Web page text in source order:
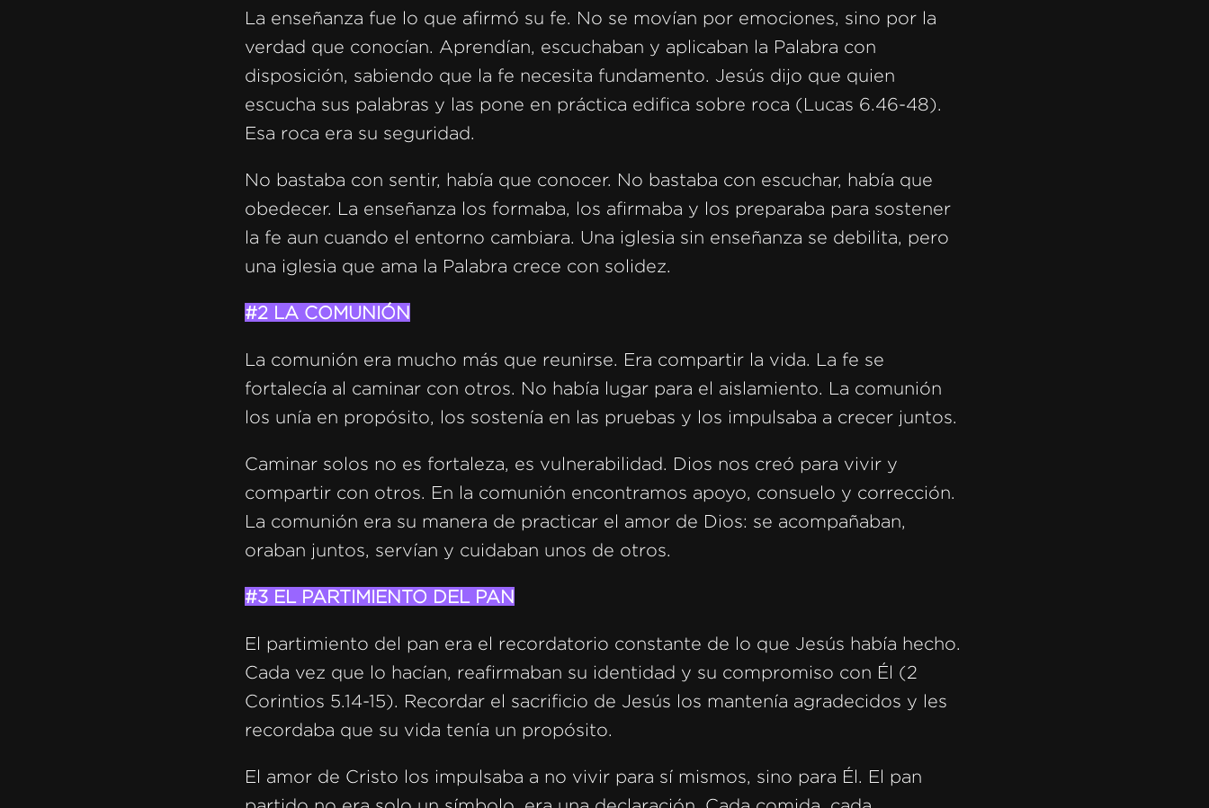
La enseñanza fue lo que afirmó su fe. No se movían por emociones, sino por la
verdad que conocían. Aprendían, escuchaban y aplicaban la Palabra con
disposición, sabiendo que la fe necesita fundamento. Jesús dijo que quien
escucha sus palabras y las pone en práctica edifica sobre roca (Lucas 6.46-48).
Esa roca era su seguridad.
No bastaba con sentir, había que conocer. No bastaba con escuchar, había que
obedecer. La enseñanza los formaba, los afirmaba y los preparaba para sostener
la fe aun cuando el entorno cambiara. Una iglesia sin enseñanza se debilita, pero
una iglesia que ama la Palabra crece con solidez.
#2 LA COMUNIÓN
La comunión era mucho más que reunirse. Era compartir la vida. La fe se
fortalecía al caminar con otros. No había lugar para el aislamiento. La comunión
los unía en propósito, los sostenía en las pruebas y los impulsaba a crecer juntos.
Caminar solos no es fortaleza, es vulnerabilidad. Dios nos creó para vivir y
compartir con otros. En la comunión encontramos apoyo, consuelo y corrección.
La comunión era su manera de practicar el amor de Dios: se acompañaban,
oraban juntos, servían y cuidaban unos de otros.
#3 EL PARTIMIENTO DEL PAN
El partimiento del pan era el recordatorio constante de lo que Jesús había hecho.
Cada vez que lo hacían, reafirmaban su identidad y su compromiso con Él (2
Corintios 5.14-15). Recordar el sacrificio de Jesús los mantenía agradecidos y les
recordaba que su vida tenía un propósito.
El amor de Cristo los impulsaba a no vivir para sí mismos, sino para Él. El pan